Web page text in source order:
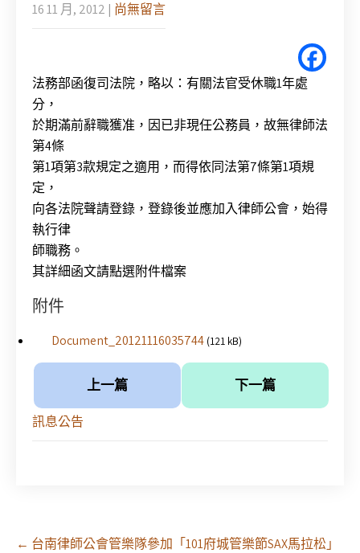
16 11 月, 2012 | 尚無留言
法務部函復司法院，略以：有關法官受休職1年處
分，
於期滿前辭職獲准，因已非現任公務員，故無律師法
第4條
第1項第3款規定之適用，而得依同法第7條第1項規
定，
向各法院聲請登錄，登錄後並應加入律師公會，始得
執行律
師職務。
其詳細函文請點選附件檔案
附件
Document_20121116035744 (121 kB)
上一篇 下一篇
訊息公告
Post
← 台南律師公會管樂隊參加「101府城管樂節SAX馬拉松」